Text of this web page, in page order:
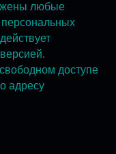
любые
персональных
доступе
адресу